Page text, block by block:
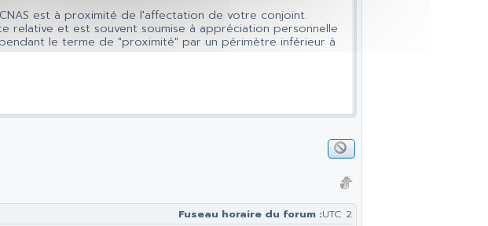
est à proximité de l'affectation de votre conjoint.
et est souvent soumise à appréciation personnelle
le terme de "proximité" par un périmètre inférieur à
Fuseau horaire du forum :UTC 2